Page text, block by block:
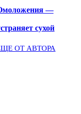
—
сухой
ОТ АВТОРА